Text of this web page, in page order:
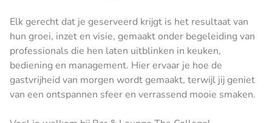
Elk gerecht dat je geserveerd krijgt is het resultaat van
hun groei, inzet en visie, gemaakt onder begeleiding van
professionals die hen laten uitblinken in keuken,
bediening en management. Hier ervaar je hoe de
gastvrijheid van morgen wordt gemaakt, terwijl jij geniet
van een ontspannen sfeer en verrassend mooie smaken.